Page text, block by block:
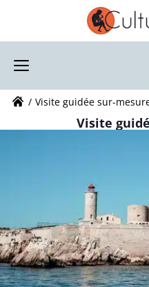
Votre recherche
Visite guidée sur-
Visite